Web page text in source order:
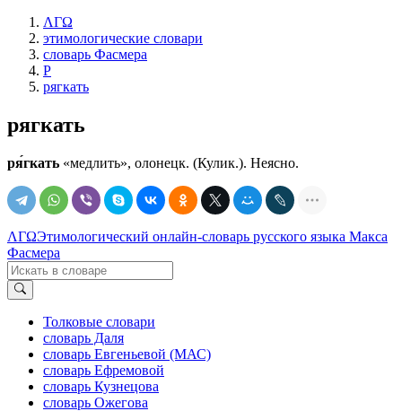
ΛΓΩ
этимологические словари
словарь Фасмера
Р
рягкать
рягкать
ря́гкать «медлить», олонецк. (Кулик.). Неясно.
ΛΓΩЭтимологический онлайн-словарь русского языка Макса
Фасмера
Толковые словари
словарь Даля
словарь Евгеньевой (МАС)
словарь Ефремовой
словарь Кузнецова
словарь Ожегова